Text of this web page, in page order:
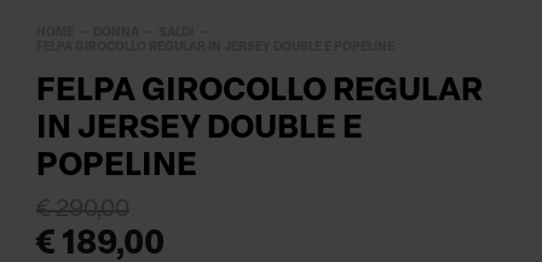
FELPA GIROCOLLO REGULAR
IN JERSEY DOUBLE E
POPELINE
€ 189,00
€ 290,00